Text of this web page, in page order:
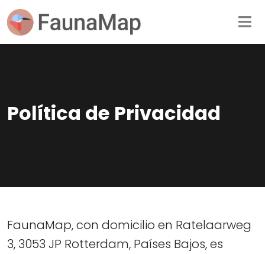
Política de Privacidad
FaunaMap, con domicilio en Ratelaarweg
3, 3053 JP Rotterdam, Países Bajos, es